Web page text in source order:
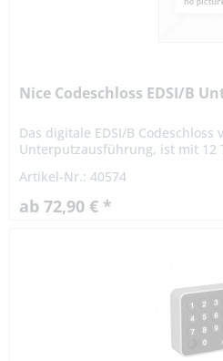
Nice Codeschloss EDSI/B
Das digitale EDSI/B Codeschloss
Unterputzausführung, ist mit 12
werden. Das...
Artikel-Nr.: 40574
ab 72,90 € *